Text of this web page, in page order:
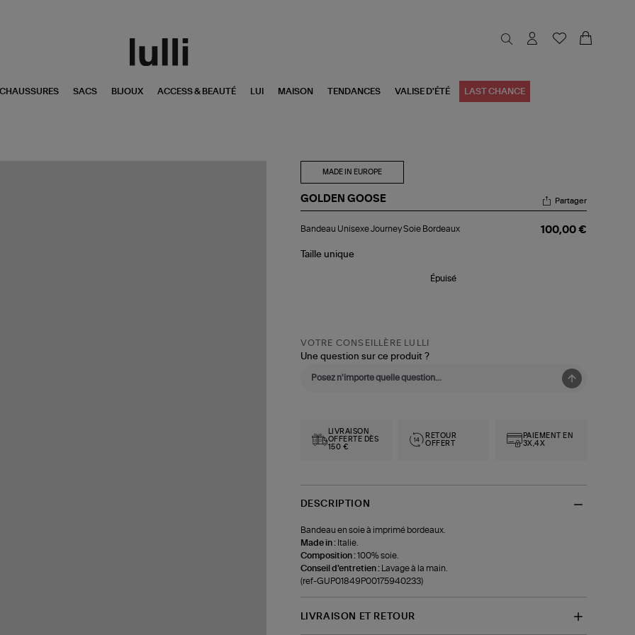
CHAUSSURES SACS BIJOUX ACCESS & BEAUTÉ LUI MAISON TENDANCES VALISE D'ÉTÉ LAST CHANCE
MADE IN EUROPE
GOLDEN GOOSE
Unisexe
Soie
Partager
Bandeau Unisexe Journey Soie Bordeaux 100,00 €
Taille unique
Épuisé
VOTRE CONSEILLÈRE LULLI
Une question sur ce produit ?
LIVRAISON
OFFERTE DÈS
150 €
RETOUR
OFFERT
PAIEMENT EN
3X,4X
DESCRIPTION
Bandeau en soie à imprimé bordeaux.
Made in : Italie.
Composition :100% soie.
Conseil d'entretien :
Lavage à la main.
(ref-GUP01849P00175940233)
LIVRAISON ET RETOUR